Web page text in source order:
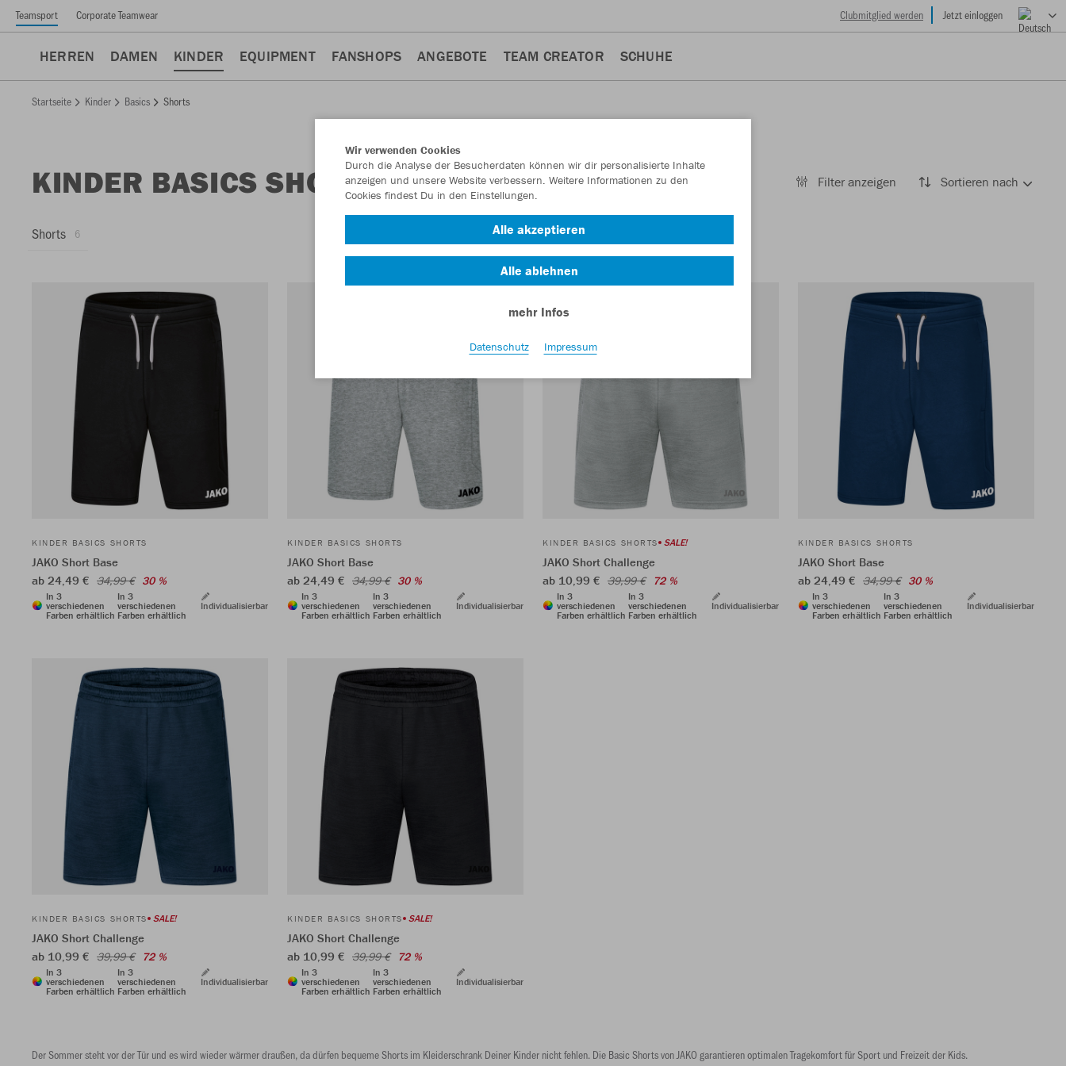
Teamsport Corporate Teamwear Clubmitglied werden Jetzt einloggen
HERREN DAMEN KINDER EQUIPMENT FANSHOPS ANGEBOTE TEAM CREATOR SCHUHE
Startseite Kinder Basics Shorts
KINDER BASICS SHORTS Filter anzeigen Sortieren nach
Shorts 6
KINDER BASICS SHORTS
JAKO Short Base
ab 24,49 € 34,99 € 30 %
In 3
verschiedenen
Farben erhältlich
In 3
verschiedenen
Farben erhältlich
Individualisierbar
KINDER BASICS SHORTS
JAKO Short Base
ab 24,49 € 34,99 € 30 %
In 3
verschiedenen
Farben erhältlich
In 3
verschiedenen
Farben erhältlich
Individualisierbar
KINDER BASICS SHORTS SALE!
JAKO Short Challenge
ab 10,99 € 39,99 € 72 %
In 3
verschiedenen
Farben erhältlich
In 3
verschiedenen
Farben erhältlich
Individualisierbar
KINDER BASICS SHORTS
JAKO Short Base
ab 24,49 € 34,99 € 30 %
In 3
verschiedenen
Farben erhältlich
In 3
verschiedenen
Farben erhältlich
Individualisierbar
KINDER BASICS SHORTS SALE!
JAKO Short Challenge
ab 10,99 € 39,99 € 72 %
In 3
verschiedenen
Farben erhältlich
In 3
verschiedenen
Farben erhältlich
Individualisierbar
KINDER BASICS SHORTS SALE!
JAKO Short Challenge
ab 10,99 € 39,99 € 72 %
In 3
verschiedenen
Farben erhältlich
In 3
verschiedenen
Farben erhältlich
Individualisierbar
Der Sommer steht vor der Tür und es wird wieder wärmer draußen, da dürfen bequeme Shorts im Kleiderschrank Deiner Kinder nicht fehlen. Die Basic Shorts von JAKO garantieren optimalen Tragekomfort für Sport und Freizeit der Kids.
Wir verwenden Cookies
Durch die Analyse der Besucherdaten können wir dir personalisierte Inhalte
anzeigen und unsere Website verbessern. Weitere Informationen zu den
Cookies findest Du in den Einstellungen.
Alle akzeptieren
Alle ablehnen
mehr Infos
Datenschutz Impressum